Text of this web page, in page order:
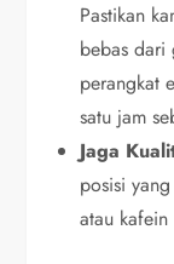
Pastikan
bebas dari
perangkat
satu jam
Jaga
posisi
atau